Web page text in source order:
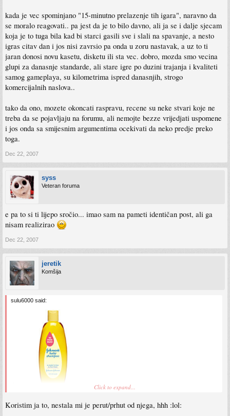
kada je vec spominjano "15-minutno prelazenje tih igara", naravno da
se moralo reagovati.. pa jest da je to bilo davno, ali ja se i dalje sjecam
koja je to tuga bila kad bi starci gasili sve i slali na spavanje, a nesto
igras citav dan i jos nisi zavrsio pa onda u zoru nastavak, a uz to ti
jaran donosi novu kasetu, disketu ili sta vec. dobro, mozda smo vecina
glupi za danasnje standarde, ali stare igre po duzini trajanja i kvaliteti
samog gameplaya, su kilometrima ispred danasnjih, strogo
komercijalnih naslova..
tako da ono, mozete okoncati raspravu, recene su neke stvari koje ne
treba da se pojavljaju na forumu, ali nemojte bezze vrijedjati uspomene
i jos onda sa smijesnim argumentima ocekivati da neko predje preko
toga.
Dec 22, 2007
syss
Veteran foruma
e pa to si ti lijepo sročio... imao sam na pameti identičan post, ali ga
nisam realizirao
Dec 22, 2007
jeretik
Komšija
sulu6000 said:
Click to expand...
Koristim ja to, nestala mi je perut/prhut od njega, hhh :lol: